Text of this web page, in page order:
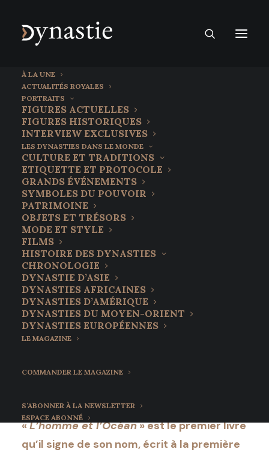
À LA UNE
ACTUALITÉS ROYALES
PORTRAITS
FIGURES ACTUELLES
FIGURES HISTORIQUES
INTERVIEW EXCLUSIVES
LES DYNASTIES DANS LE MONDE
CULTURE ET TRADITIONS
ETIQUETTE ET PROTOCOLE
GRANDS ÉVÉNEMENTS
SYMBOLES DU POUVOIR
PATRIMOINE
OBJETS ET TRÉSORS
MODE ET STYLE
FILMS
HISTOIRE DES DYNASTIES
CHRONOLOGIE
DYNASTIE D’ASIE
DYNASTIES AFRICAINES
DYNASTIES D’AMÉRIQUE
DYNASTIES DU MOYEN-ORIENT
DYNASTIES EUROPÉENNES
LE MAGAZINE
COMMANDER LE MAGAZINE
S’ABONNER À LA NEWSLETTER
ESPACE ABONNÉ
Le prince Albert II, «
L’homme et l’Océan »
19 juillet 2022
«L’homme et l’Océan» est le premier livre
qu’il signe de son nom, écrit à la première